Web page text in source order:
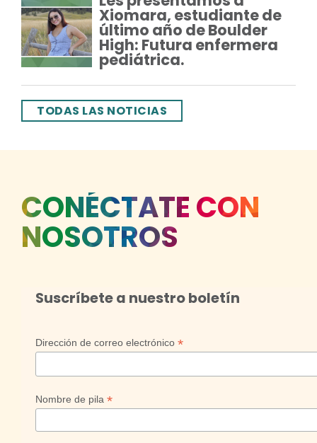
Xiomara, estudiante de
último año de Boulder
High: Futura enfermera
pediátrica.
TODAS LAS NOTICIAS
CONÉCTATE CON
NOSOTROS
Suscríbete a nuestro boletín
Dirección de correo electrónico *
Nombre de pila *